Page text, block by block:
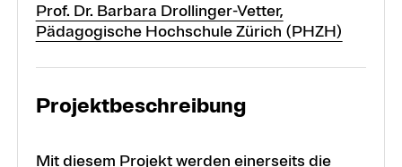
Prof. Dr. Barbara Drollinger-Vetter,
Pädagogische Hochschule Zürich (PHZH)
Projektbeschreibung
Mit diesem Projekt werden einerseits die